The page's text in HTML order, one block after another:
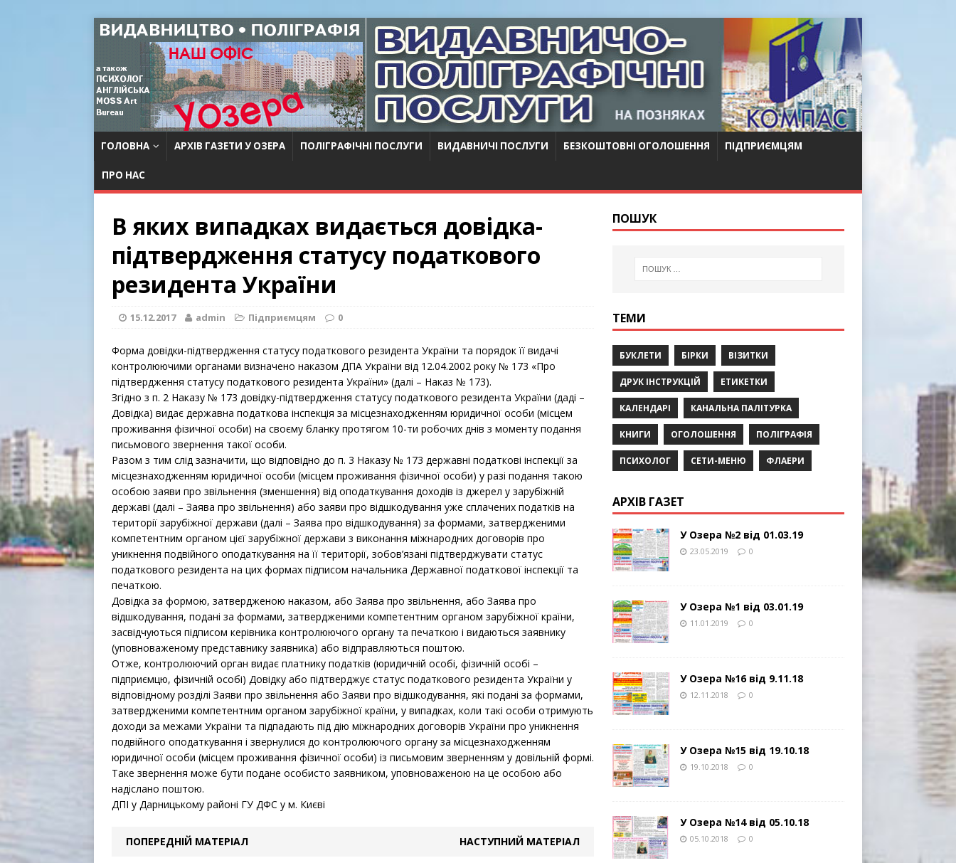
ГОЛОВНА АРХІВ ГАЗЕТИ У ОЗЕРА ПОЛІГРАФІЧНІ ПОСЛУГИ ВИДАВНИЧІ ПОСЛУГИ БЕЗКОШТОВНІ ОГОЛОШЕННЯ ПІДПРИЄМЦЯМ
ПРО НАС
В яких випадках видається довідка-
підтвердження статусу податкового
резидента України
15.12.2017 admin Підприємцям 0
Форма довідки-підтвердження статусу податкового резидента України та порядок її видачі
контролюючими органами визначено наказом ДПА України від 12.04.2002 року № 173 «Про
підтвердження статусу податкового резидента України» (далі – Наказ № 173).
Згідно з п. 2 Наказу № 173 довідку-підтвердження статусу податкового резидента України (даді –
Довідка) видає державна податкова інспекція за місцезнаходженням юридичної особи (місцем
проживання фізичної особи) на своєму бланку протягом 10-ти робочих днів з моменту подання
письмового звернення такої особи.
Разом з тим слід зазначити, що відповідно до п. 3 Наказу № 173 державні податкові інспекції за
місцезнаходженням юридичної особи (місцем проживання фізичної особи) у разі подання такою
особою заяви про звільнення (зменшення) від оподаткування доходів із джерел у зарубіжній
державі (далі – Заява про звільнення) або заяви про відшкодування уже сплачених податків на
території зарубіжної держави (далі – Заява про відшкодування) за формами, затвердженими
компетентним органом цієї зарубіжної держави з виконання міжнародних договорів про
уникнення подвійного оподаткування на її території, зобов’язані підтверджувати статус
податкового резидента на цих формах підписом начальника Державної податкової інспекції та
печаткою.
Довідка за формою, затвердженою наказом, або Заява про звільнення, або Заява про
відшкодування, подані за формами, затвердженими компетентним органом зарубіжної країни,
засвідчуються підписом керівника контролюючого органу та печаткою і видаються заявнику
(уповноваженому представнику заявника) або відправляються поштою.
Отже, контролюючий орган видає платнику податків (юридичній особі, фізичній особі –
підприємцю, фізичній особі) Довідку або підтверджує статус податкового резидента України у
відповідному розділі Заяви про звільнення або Заяви про відшкодування, які подані за формами,
затвердженими компетентним органом зарубіжної країни, у випадках, коли такі особи отримують
доходи за межами України та підпадають під дію міжнародних договорів України про уникнення
подвійного оподаткування і звернулися до контролюючого органу за місцезнаходженням
юридичної особи (місцем проживання фізичної особи) із письмовим зверненням у довільній формі.
Таке звернення може бути подане особисто заявником, уповноваженою на це особою або
надіслано поштою.
ДПІ у Дарницькому районі ГУ ДФС у м. Києві
ПОПЕРЕДНІЙ МАТЕРІАЛ НАСТУПНИЙ МАТЕРІАЛ
ПОШУК
ТЕМИ
БУКЛЕТИ БІРКИ ВІЗИТКИ
ДРУК ІНСТРУКЦІЙ ЕТИКЕТКИ
КАЛЕНДАРІ КАНАЛЬНА ПАЛІТУРКА
КНИГИ ОГОЛОШЕННЯ ПОЛІГРАФІЯ
ПСИХОЛОГ СЕТИ-МЕНЮ ФЛАЕРИ
АРХІВ ГАЗЕТ
У Озера №2 від 01.03.19
23.05.2019 0
У Озера №1 від 03.01.19
11.01.2019 0
У Озера №16 від 9.11.18
12.11.2018 0
У Озера №15 від 19.10.18
19.10.2018 0
У Озера №14 від 05.10.18
05.10.2018 0